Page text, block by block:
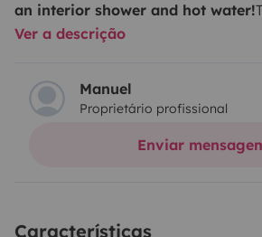
an interior shower and hot water!
van has been cleverly designed to
sofas and an extendable table,
your meals or working comfortably.
have added a 24″ Smart TV.
Ver a descrição
Manuel
Proprietário profissional
Enviar
Características